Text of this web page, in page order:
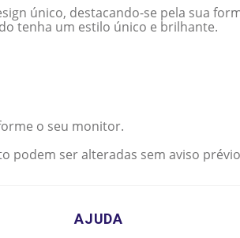
único, destacando-se pela sua
tenha um estilo único e brilhante.
o seu monitor.
podem ser alteradas sem aviso
AJUDA